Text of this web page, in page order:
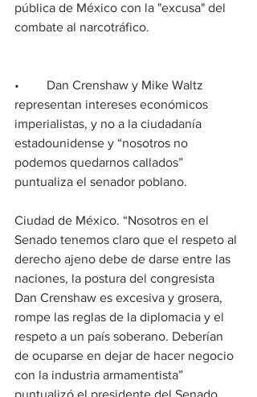
pública de México con la "excusa" del
combate al narcotráfico.
•	Dan Crenshaw y Mike Waltz
representan intereses económicos
imperialistas, y no a la ciudadanía
estadounidense y “nosotros no
podemos quedarnos callados”
puntualiza el senador poblano.
Ciudad de México. “Nosotros en el
Senado tenemos claro que el respeto al
derecho ajeno debe de darse entre las
naciones, la postura del congresista
Dan Crenshaw es excesiva y grosera,
rompe las reglas de la diplomacia y el
respeto a un país soberano. Deberían
de ocuparse en dejar de hacer negocio
con la industria armamentista”
puntualizó el presidente del Senado